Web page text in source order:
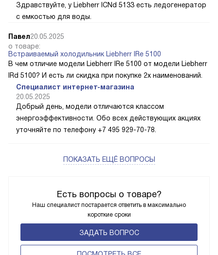
Есть вопросы о товаре?
Наш специалист постарается ответить в максимально
короткие сроки
ЗАДАТЬ ВОПРОС
Здравствуйте, у Liebherr ICNd 5133 есть ледогенератор
с емкостью для воды.
Павел20.05.2025
о товаре:
Встраиваемый холодильник Liebherr IRe 5100
В чем отличие модели Liebherr IRe 5100 от модели Liebherr
IRd 5100? И есть ли скидка при покупке 2х наименований.
Специалист интернет-магазина
20.05.2025
Добрый день, модели отличаются классом
энергоэффективности. Обо всех действующих акциях
уточняйте по телефону +7 495 929-70-78.
ПОКАЗАТЬ ЕЩЁ ВОПРОСЫ